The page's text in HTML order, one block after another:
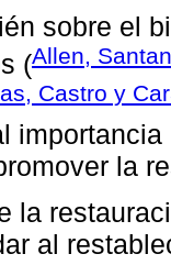
sobre el
(Allen,
Castro y
la
la
al